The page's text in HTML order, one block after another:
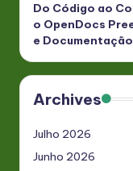
Do Código ao
o OpenDocs
e Documentação
Archives
Julho 2026
Junho 2026